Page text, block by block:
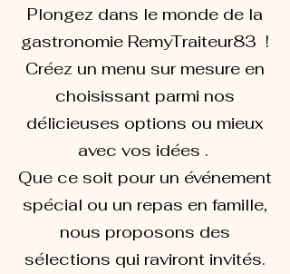
Plongez dans le monde de la
gastronomie RemyTraiteur83 !
Créez un menu sur mesure en
choisissant parmi nos
délicieuses options ou mieux
avec vos idées .
Que ce soit pour un événement
spécial ou un repas en famille,
nous proposons des
sélections qui raviront invités.